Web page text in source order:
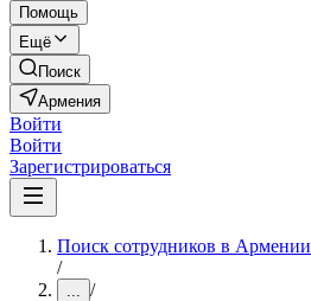
Помощь
Ещё
Поиск
Армения
Войти
Войти
Зарегистрироваться
Поиск сотрудников в Армении
/
... /